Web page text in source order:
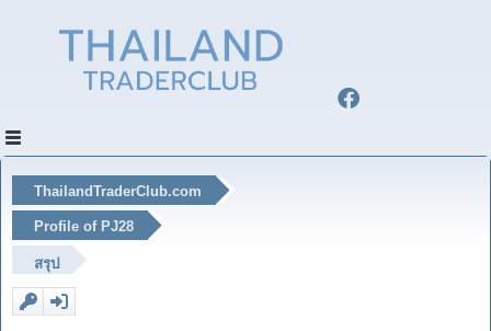
ThailandTraderClub.com
Profile of PJ28
สรุป